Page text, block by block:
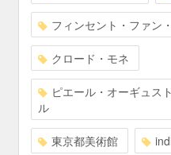
フィンセント・ファン
クロード・モネ
ピエール・オーギュス
ル
東京都美術館